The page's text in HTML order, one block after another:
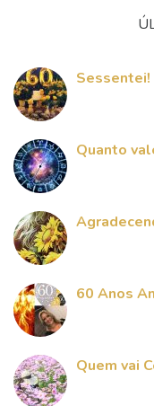
Sessentei!
Quanto
60 Anos
Quem vai